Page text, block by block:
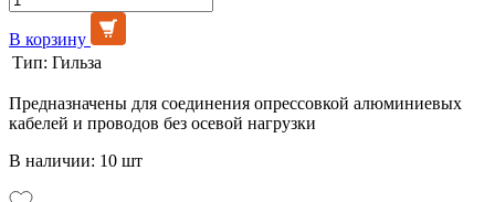
В корзину
Тип: Гильза
Предназначены для соединения опрессовкой алюминиевых
кабелей и проводов без осевой нагрузки
В наличии: 10 шт